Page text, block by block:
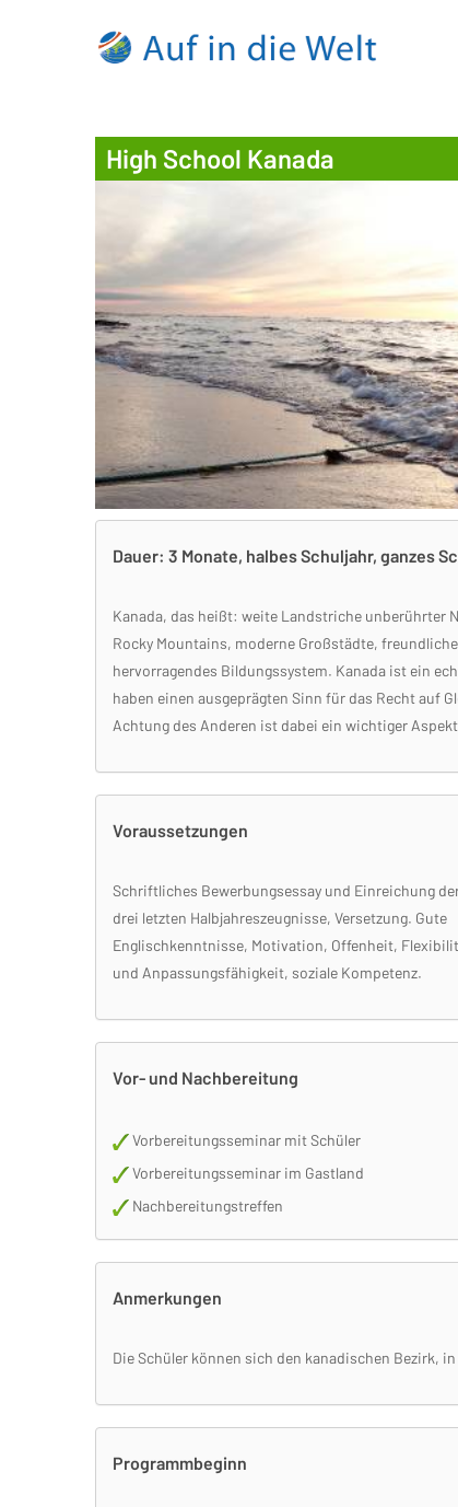
High School Kanada
Dauer: 3 Monate, halbes Schuljahr, ganzes
Kanada, das heißt: weite Landstriche unberührter
Rocky Mountains, moderne Großstädte,
hervorragendes Bildungssystem. Kanada ist ein
haben einen ausgeprägten Sinn für das Recht auf
Achtung des Anderen ist dabei ein wichtiger
Voraussetzungen
Schriftliches Bewerbungsessay und Einreichung
drei letzten Halbjahreszeugnisse, Versetzung. Gute
Englischkenntnisse, Motivation, Offenheit,
und Anpassungsfähigkeit, soziale Kompetenz.
Vor- und Nachbereitung
Vorbereitungsseminar mit Schüler
Vorbereitungsseminar im Gastland
Nachbereitungstreffen
Anmerkungen
Die Schüler können sich den kanadischen Bezirk,
Programmbeginn